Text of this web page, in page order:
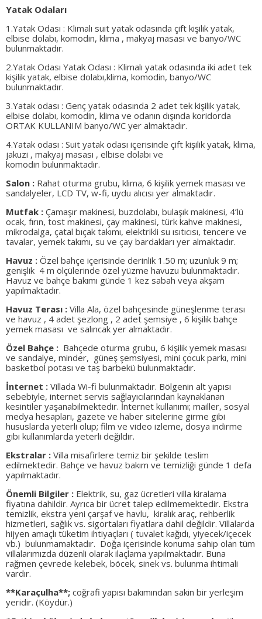
Yatak Odaları
1.Yatak Odası : Klimalı suit yatak odasında çift kişilik yatak,
elbise dolabı, komodin, klima , makyaj masası ve banyo/WC
bulunmaktadır.
2.Yatak Odası Yatak Odası : Klimalı yatak odasında iki adet tek
kişilik yatak, elbise dolabı,klima, komodin, banyo/WC
bulunmaktadır.
3.Yatak odası : Genç yatak odasında 2 adet tek kişilik yatak,
elbise dolabı, komodin, klima ve odanın dışında koridorda
ORTAK KULLANIM banyo/WC yer almaktadır.
4.Yatak odası : Suit yatak odası içerisinde çift kişilik yatak, klima,
jakuzi , makyaj masası , elbise dolabı ve
komodin bulunmaktadır.
Salon : Rahat oturma grubu, klima, 6 kişilik yemek masası ve
sandalyeler, LCD TV, w-fi, uydu alıcısı yer almaktadır.
Mutfak : Çamaşır makinesi, buzdolabı, bulaşık makinesi, 4’lü
ocak, fırın, tost makinesi, çay makinesi, türk kahve makinesi,
mikrodalga, çatal bıçak takımı, elektrikli su ısıtıcısı, tencere ve
tavalar, yemek takımı, su ve çay bardakları yer almaktadır.
Havuz : Özel bahçe içerisinde derinlik 1.50 m; uzunluk 9 m;
genişlik 4 m ölçülerinde özel yüzme havuzu bulunmaktadır.
Havuz ve bahçe bakımı günde 1 kez sabah veya akşam
yapılmaktadır.
Havuz Terası : Villa Ala, özel bahçesinde güneşlenme terası
ve havuz , 4 adet şezlong , 2 adet şemsiye , 6 kişilik bahçe
yemek masası ve salıncak yer almaktadır.
Özel Bahçe : Bahçede oturma grubu, 6 kişilik yemek masası
ve sandalye, minder, güneş şemsiyesi, mini çocuk parkı, mini
basketbol potası ve taş barbekü bulunmaktadır.
İnternet : Villada Wi-fi bulunmaktadır. Bölgenin alt yapısı
sebebiyle, internet servis sağlayıcılarından kaynaklanan
kesintiler yaşanabilmektedir. İnternet kullanımı; mailler, sosyal
medya hesapları, gazete ve haber sitelerine girme gibi
hususlarda yeterli olup; film ve video izleme, dosya indirme
gibi kullanımlarda yeterli değildir.
Ekstralar : Villa misafirlere temiz bir şekilde teslim
edilmektedir. Bahçe ve havuz bakım ve temizliği günde 1 defa
yapılmaktadır.
Önemli Bilgiler : Elektrik, su, gaz ücretleri villa kiralama
fiyatına dahildir. Ayrıca bir ücret talep edilmemektedir. Ekstra
temizlik, ekstra yeni çarşaf ve havlu, kiralık araç, rehberlik
hizmetleri, sağlık vs. sigortaları fiyatlara dahil değildir. Villalarda
hijyen amaçlı tüketim ihtiyaçları ( tuvalet kağıdı, yiyecek/içecek
vb.) bulunmamaktadır. Doğa içerisinde konuma sahip olan tüm
villalarımızda düzenli olarak ilaçlama yapılmaktadır. Buna
rağmen çevrede kelebek, böcek, sinek vs. bulunma ihtimali
vardır.
**Karaçulha**; coğrafi yapısı bakımından sakin bir yerleşim
yeridir. (Köydür.)